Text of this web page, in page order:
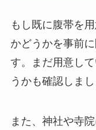
もし既に腹帯を
かどうかを事前
す。まだ用意し
うかも確認しまし
また、神社や寺